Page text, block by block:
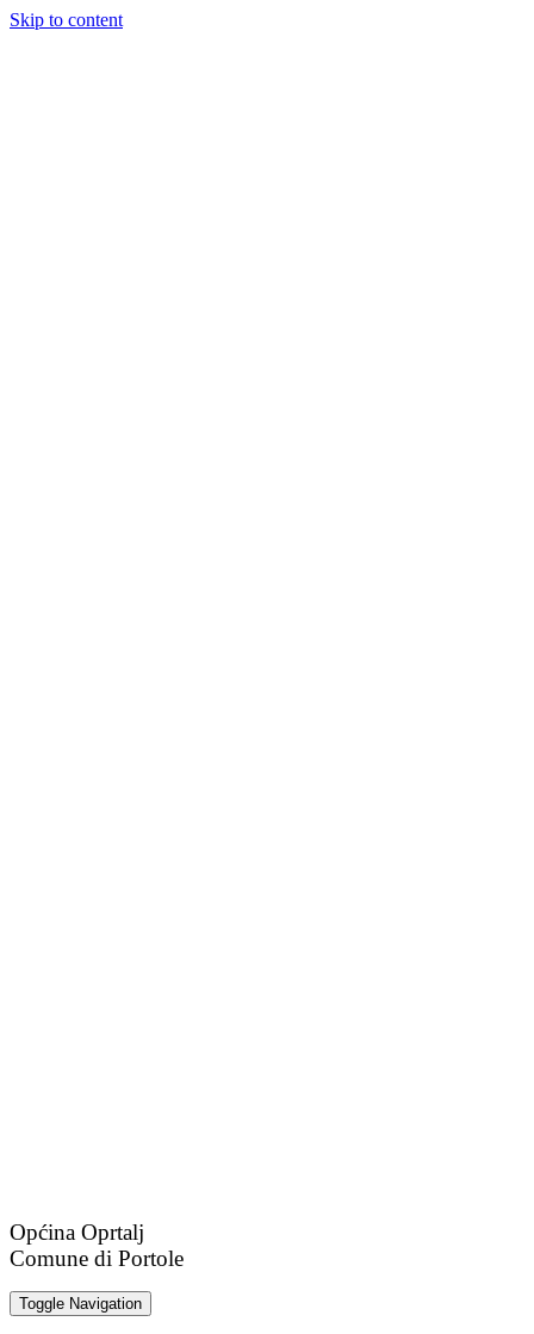
Skip to content
Općina Oprtalj
Comune di Portole
Toggle Navigation